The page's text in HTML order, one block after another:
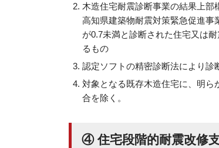
木造住宅耐震診断事業の結果上
高知県建築物耐震対策緊急促進事
が0.7未満と診断された住宅又は
るもの
認定ソフトの精密診断法により診
対象となる既存木造住宅に、明ら
合を除く。
④ 住宅段階的耐震改修